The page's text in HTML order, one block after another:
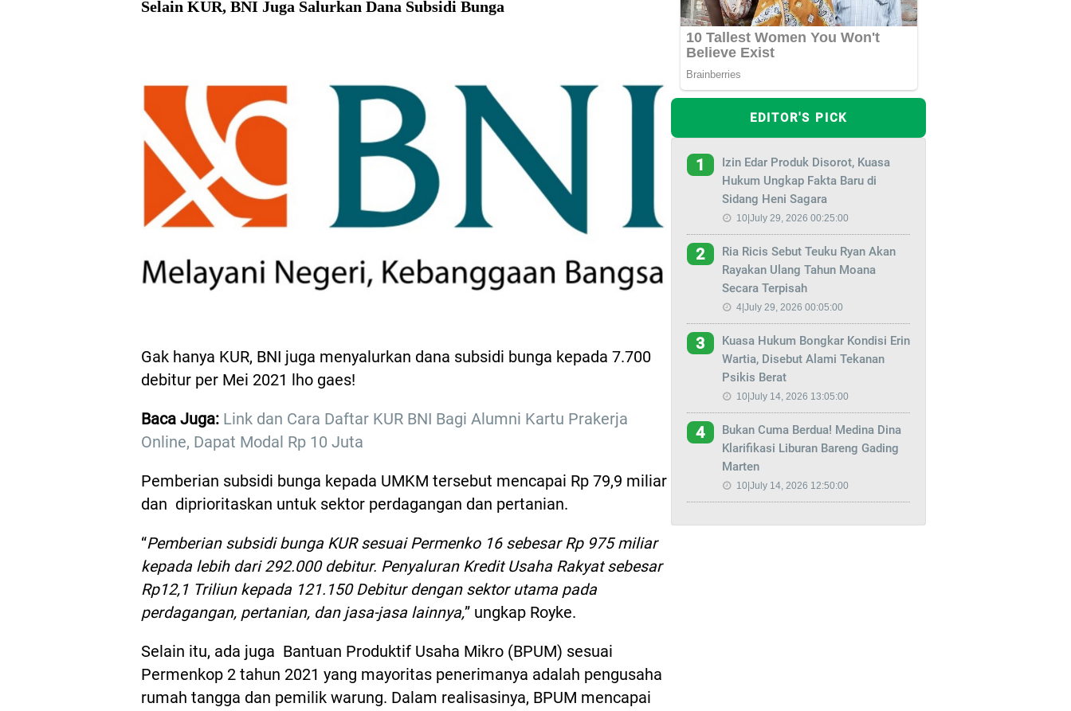
Selain KUR, BNI Juga Salurkan Dana Subsidi Bunga
Gak hanya KUR, BNI juga menyalurkan dana subsidi bunga kepada 7.700
debitur per Mei 2021 lho gaes!
Baca Juga: Link dan Cara Daftar KUR BNI Bagi Alumni Kartu Prakerja
Online, Dapat Modal Rp 10 Juta
Pemberian subsidi bunga kepada UMKM tersebut mencapai Rp 79,9 miliar
dan diprioritaskan untuk sektor perdagangan dan pertanian.
“Pemberian subsidi bunga KUR sesuai Permenko 16 sebesar Rp 975 miliar
kepada lebih dari 292.000 debitur. Penyaluran Kredit Usaha Rakyat sebesar
Rp12,1 Triliun kepada 121.150 Debitur dengan sektor utama pada
perdagangan, pertanian, dan jasa-jasa lainnya,” ungkap Royke.
Selain itu, ada juga Bantuan Produktif Usaha Mikro (BPUM) sesuai
Permenkop 2 tahun 2021 yang mayoritas penerimanya adalah pengusaha
rumah tangga dan pemilik warung. Dalam realisasinya, BPUM mencapai
EDITOR'S PICK
1
Izin Edar Produk Disorot, Kuasa
Hukum Ungkap Fakta Baru di
Sidang Heni Sagara
10|July 29, 2026 00:25:00
2
Ria Ricis Sebut Teuku Ryan Akan
Rayakan Ulang Tahun Moana
Secara Terpisah
4|July 29, 2026 00:05:00
3
Kuasa Hukum Bongkar Kondisi Erin
Wartia, Disebut Alami Tekanan
Psikis Berat
10|July 14, 2026 13:05:00
4
Bukan Cuma Berdua! Medina Dina
Klarifikasi Liburan Bareng Gading
Marten
10|July 14, 2026 12:50:00